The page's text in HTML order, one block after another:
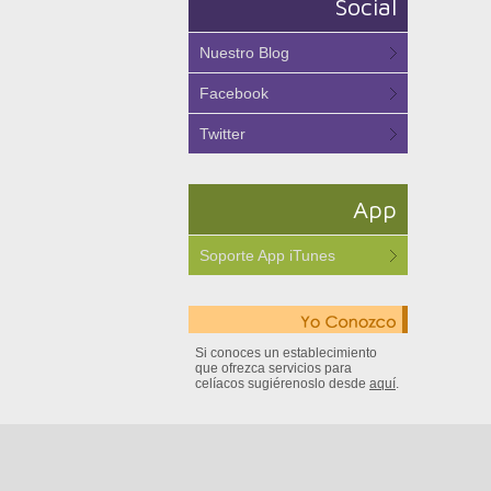
Social
Nuestro Blog
Facebook
Twitter
App
Soporte App iTunes
Si conoces un establecimiento
que ofrezca servicios para
celíacos sugiérenoslo desde aquí.